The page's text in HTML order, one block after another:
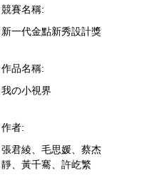
競賽名稱:
新一代金點新秀設計獎
作品名稱:
我の小視界
作者:
張君綾、毛思媛、蔡杰
靜、黃千騫、許屹繁